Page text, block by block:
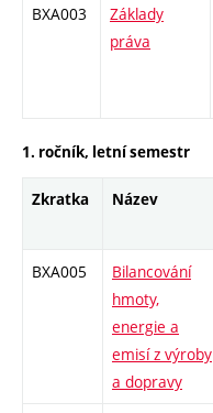
BXA003
Základy
práva
1. ročník, letní semestr
Zkratka Název
BXA005
Bilancování
hmoty,
energie a
emisí z výroby
a dopravy